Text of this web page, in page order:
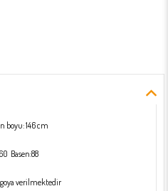
boyu: 146 cm
Basen:88
verilmektedir